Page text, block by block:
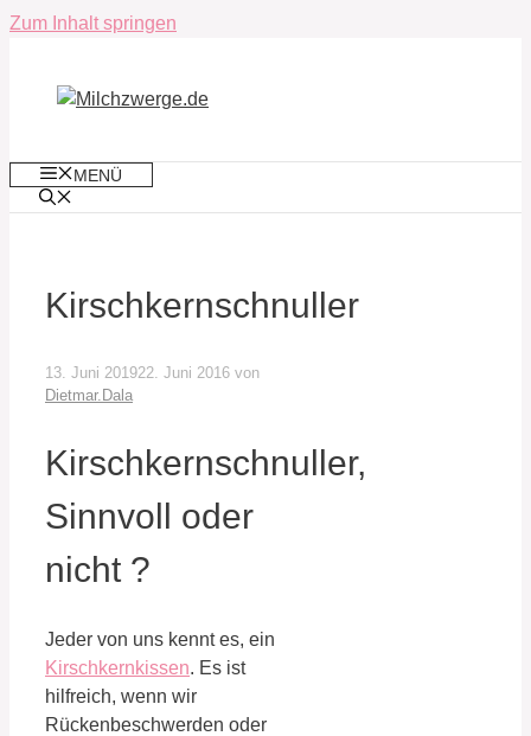
Zum Inhalt springen
MENÜ
Kirschkernschnuller
13. Juni 201922. Juni 2016 von
Dietmar.Dala
Kirschkernschnuller,
Sinnvoll oder
nicht ?
Jeder von uns kennt es, ein
Kirschkernkissen. Es ist
hilfreich, wenn wir
Rückenbeschwerden oder